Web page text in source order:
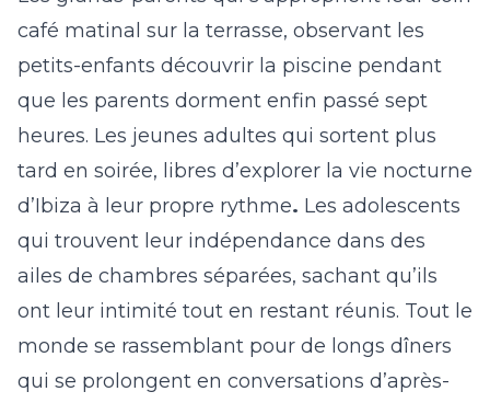
café matinal sur la terrasse, observant les
petits-enfants découvrir la piscine pendant
que les parents dorment enfin passé sept
heures. Les jeunes adultes qui sortent plus
tard en soirée, libres d’explorer la vie nocturne
d’Ibiza à leur propre rythme. Les adolescents
qui trouvent leur indépendance dans des
ailes de chambres séparées, sachant qu’ils
ont leur intimité tout en restant réunis. Tout le
monde se rassemblant pour de longs dîners
qui se prolongent en conversations d’après-